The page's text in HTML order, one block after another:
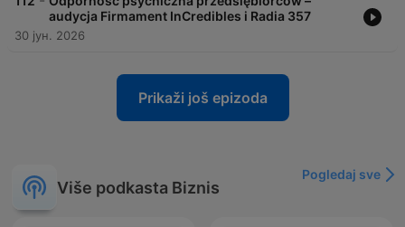
audycja Firmament InCredibles i Radia 357
30 јун. 2026
Prikaži još epizoda
Više podkasta Biznis
Pogledaj sve